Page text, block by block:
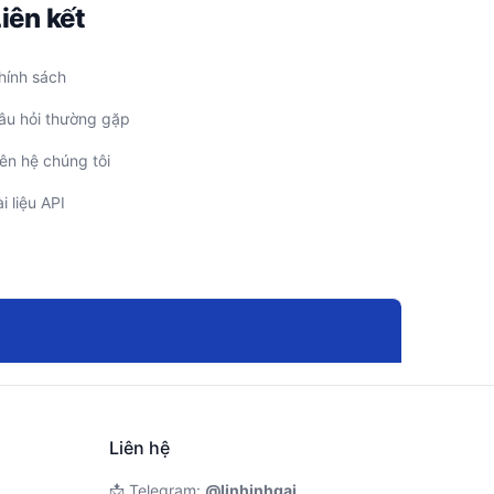
kết
sách
hỏi thường gặp
hệ chúng tôi
liệu API
Liên hệ
📩 Telegram: @linhinhgai